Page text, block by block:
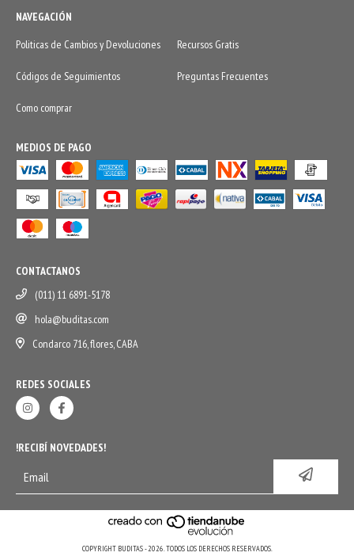
NAVEGACIÓN
Politicas de Cambios y Devoluciones
Recursos Gratis
Códigos de Seguimientos Preguntas Frecuentes
Como comprar
MEDIOS DE PAGO
CONTACTANOS
(011) 11 6891-5178
hola@buditas.com
Condarco 716, flores, CABA
REDES SOCIALES
!RECIBÍ NOVEDADES!
COPYRIGHT BUDITAS - 2026. TODOS LOS DERECHOS RESERVADOS.